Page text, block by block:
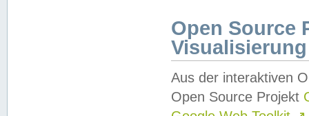
Open Source
Visualisierung
Aus der interaktiven
Open Source Projekt